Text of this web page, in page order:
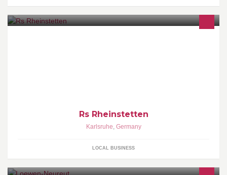
Rs Rheinstetten
Karlsruhe, Germany
LOCAL BUSINESS